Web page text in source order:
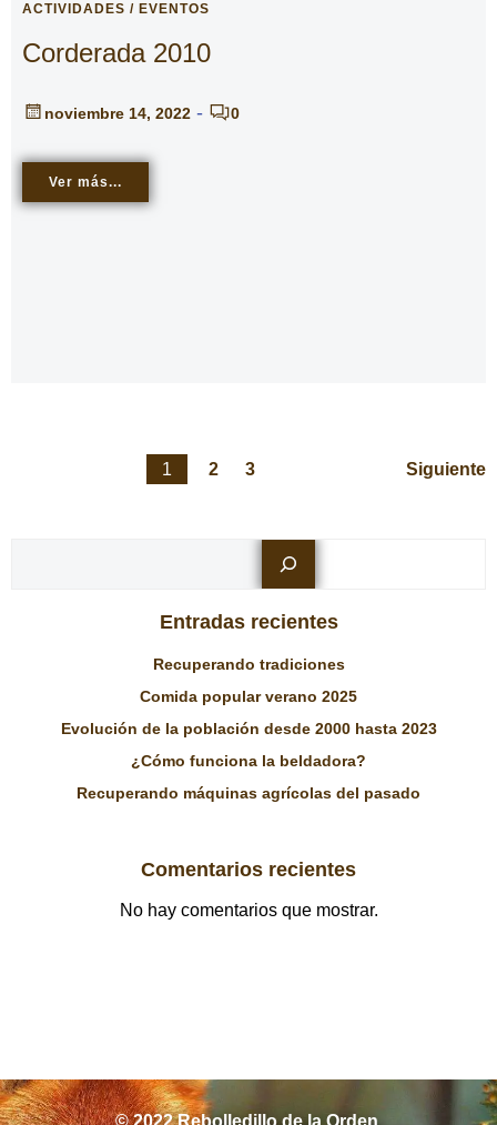
ACTIVIDADES / EVENTOS
Corderada 2010
noviembre 14, 2022 - 0
Ver más...
Navegación
entradas
Página
1 Página
2 Página
3 Siguiente
Entradas recientes
Recuperando tradiciones
Comida popular verano 2025
Evolución de la población desde 2000 hasta 2023
¿Cómo funciona la beldadora?
Recuperando máquinas agrícolas del pasado
Comentarios recientes
No hay comentarios que mostrar.
© 2022 Rebolledillo de la Orden